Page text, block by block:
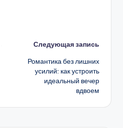
Следующая запись
Романтика без лишних
усилий: как устроить
идеальный вечер
вдвоем